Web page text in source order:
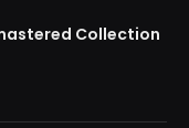
Collection